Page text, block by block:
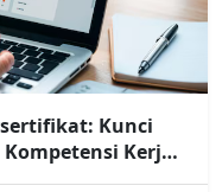
Kunci
Kerja